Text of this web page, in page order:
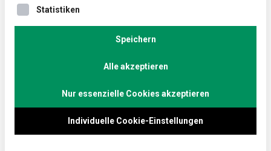
eit und modernem
Konservatismus –
Christoph Ploß (CDU)
und Jens Teutrine (FDP)
im „Küchenkabinett“
Statistiken
Speichern
Alle akzeptieren
Nur essenzielle Cookies akzeptieren
Individuelle Cookie-Einstellungen